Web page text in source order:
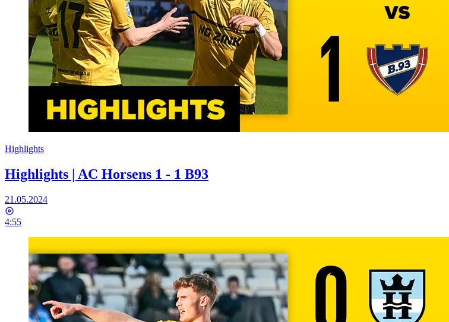
Highlights
Highlights | AC Horsens 1 - 1 B93
21.05.2024
4:55